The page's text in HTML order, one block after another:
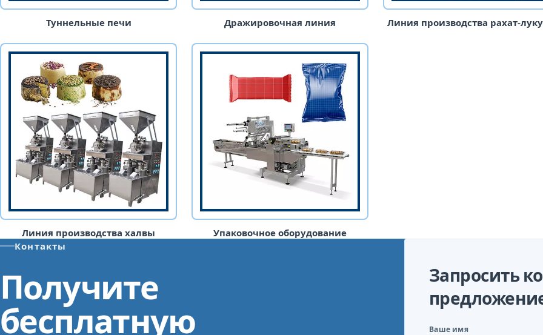
Туннельные печи Дражировочная линия Линия производства рахат-
Линия производства халвы
Упаковочное оборудование
Контакты
Получите
бесплатную
Запросить
Ваше имя